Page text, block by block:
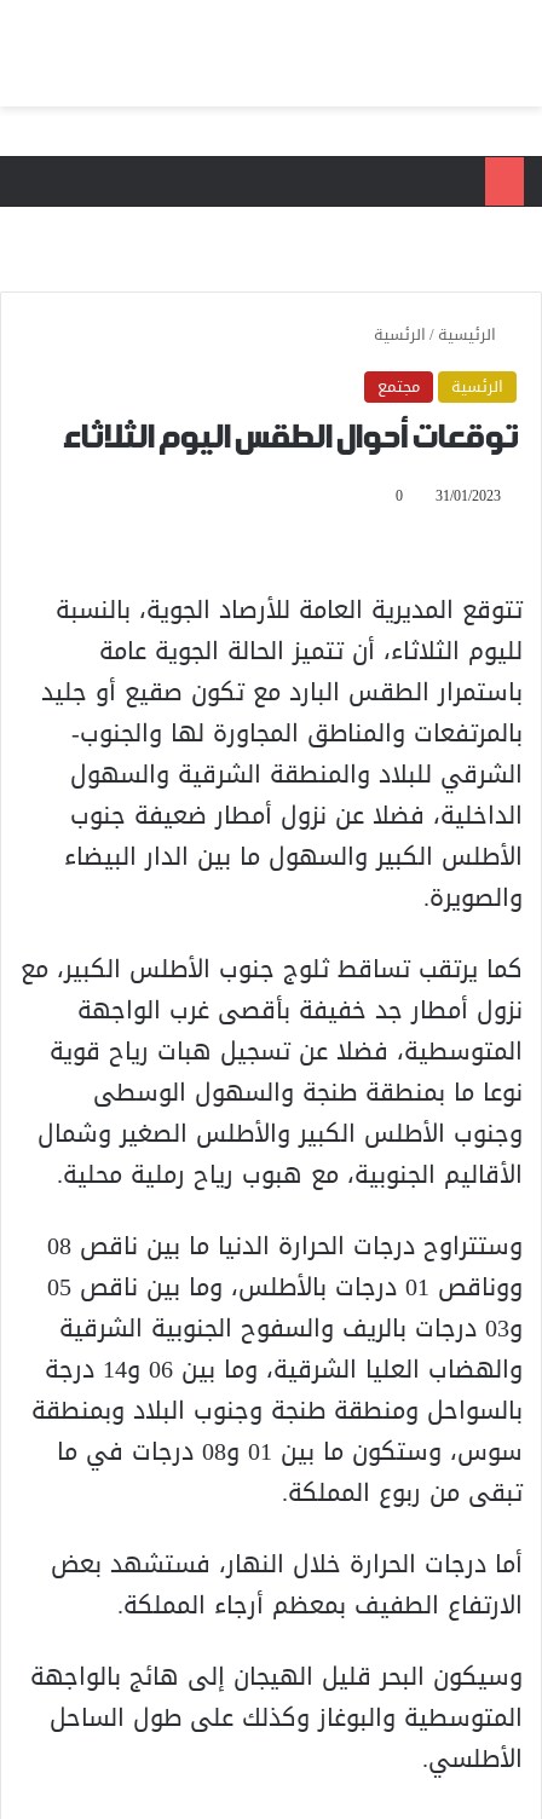
الرئيسية/الرئسية
الرئسية
مجتمع
توقعات أحوال الطقس اليوم الثلاثاء
31/01/2023
0
تتوقع المديرية العامة للأرصاد الجوية، بالنسبة
لليوم الثلاثاء، أن تتميز الحالة الجوية عامة
باستمرار الطقس البارد مع تكون صقيع أو جليد
بالمرتفعات والمناطق المجاورة لها والجنوب-
الشرقي للبلاد والمنطقة الشرقية والسهول
الداخلية، فضلا عن نزول أمطار ضعيفة جنوب
الأطلس الكبير والسهول ما بين الدار البيضاء
والصويرة.
كما يرتقب تساقط ثلوج جنوب الأطلس الكبير، مع
نزول أمطار جد خفيفة بأقصى غرب الواجهة
المتوسطية، فضلا عن تسجيل هبات رياح قوية
نوعا ما بمنطقة طنجة والسهول الوسطى
وجنوب الأطلس الكبير والأطلس الصغير وشمال
الأقاليم الجنوبية، مع هبوب رياح رملية محلية.
وستتراوح درجات الحرارة الدنيا ما بين ناقص 08
ووناقص 01 درجات بالأطلس، وما بين ناقص 05
و03 درجات بالريف والسفوح الجنوبية الشرقية
والهضاب العليا الشرقية، وما بين 06 و14 درجة
بالسواحل ومنطقة طنجة وجنوب البلاد وبمنطقة
سوس، وستكون ما بين 01 و08 درجات في ما
تبقى من ربوع المملكة.
أما درجات الحرارة خلال النهار، فستشهد بعض
الارتفاع الطفيف بمعظم أرجاء المملكة.
وسيكون البحر قليل الهيجان إلى هائج بالواجهة
المتوسطية والبوغاز وكذلك على طول الساحل
الأطلسي.